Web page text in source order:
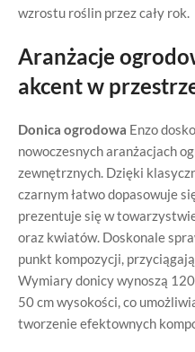
wzrostu roślin przez cały rok.
Aranżacje
akcent w
Donica ogrodowa Enzo
nowoczesnych aranżacjach
zewnętrznych. Dzięki
czarnym łatwo dopasowuje
prezentuje się w
oraz kwiatów. Doskonale
punkt kompozycji,
Wymiary donicy wynoszą
50 cm wysokości, co
tworzenie efektownych